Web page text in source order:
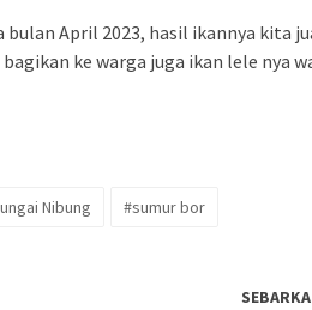
April 2023, hasil ikannya kita
ke warga juga ikan lele nya
Nibung
#sumur bor